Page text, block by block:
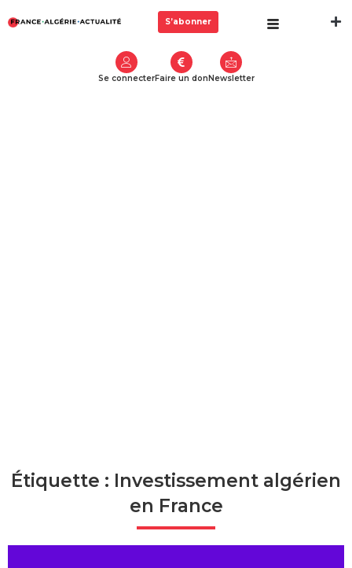
S’abonner
Se connecterFaire un donNewsletter
Étiquette : Investissement algérien
en France